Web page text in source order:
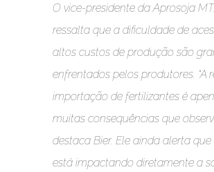
O vice-presidente da Aprosoja
ressalta que a dificuldade de
altos custos de produção são
enfrentados pelos produtores. “A
importação de fertilizantes é
muitas consequências que
destaca Bier. Ele ainda alerta
está impactando diretamente a